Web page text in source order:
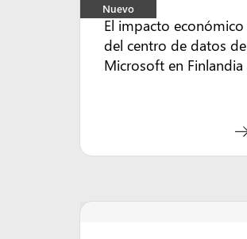
Nuevo
El impacto económico
del centro de datos de
Microsoft en Finlandia